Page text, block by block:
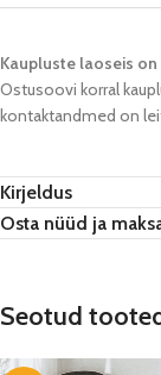
Kaupluste laoseis
Ostusoovi korral
kontaktandmed on
Kirjeldus
Osta nüüd ja
Seotud